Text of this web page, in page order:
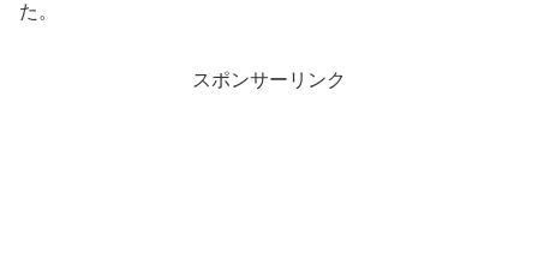
た。
スポンサーリンク